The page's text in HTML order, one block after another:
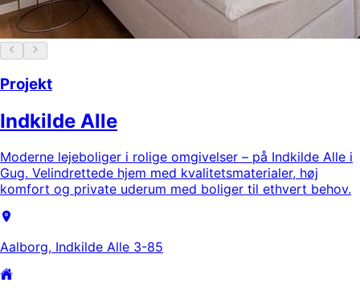
Projekt
Indkilde Alle
Moderne lejeboliger i rolige omgivelser – på Indkilde Alle i
Gug. Velindrettede hjem med kvalitetsmaterialer, høj
komfort og private uderum med boliger til ethvert behov.
Aalborg, Indkilde Alle 3-85